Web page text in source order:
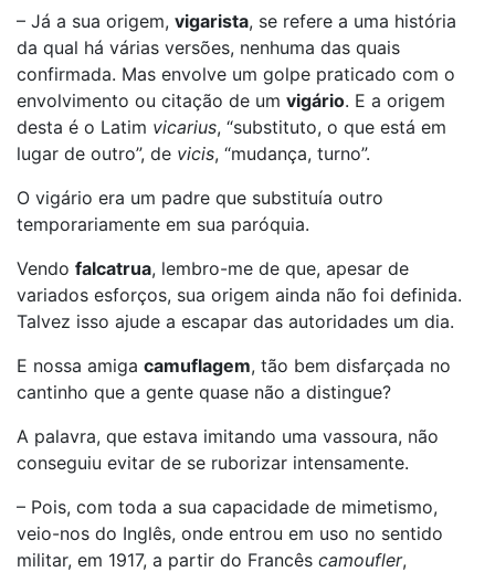
– Já a sua origem, vigarista, se refere a uma história
da qual há várias versões, nenhuma das quais
confirmada. Mas envolve um golpe praticado com o
envolvimento ou citação de um vigário. E a origem
desta é o Latim vicarius, “substituto, o que está em
lugar de outro”, de vicis, “mudança, turno”.
O vigário era um padre que substituía outro
temporariamente em sua paróquia.
Vendo falcatrua, lembro-me de que, apesar de
variados esforços, sua origem ainda não foi definida.
Talvez isso ajude a escapar das autoridades um dia.
E nossa amiga camuflagem, tão bem disfarçada no
cantinho que a gente quase não a distingue?
A palavra, que estava imitando uma vassoura, não
conseguiu evitar de se ruborizar intensamente.
– Pois, com toda a sua capacidade de mimetismo,
veio-nos do Inglês, onde entrou em uso no sentido
militar, em 1917, a partir do Francês camoufler,